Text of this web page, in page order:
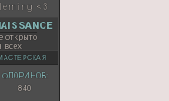
<3
открыто
всех
ФЛОРИНОВ:
840